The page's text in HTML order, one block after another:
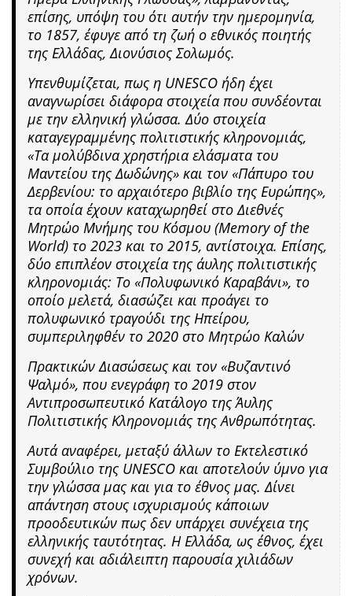
επίσης, υπόψη του ότι αυτήν την ημερομηνία,
το 1857, έφυγε από τη ζωή ο εθνικός ποιητής
της Ελλάδας, Διονύσιος Σολωμός.
Υπενθυμίζεται, πως η UNESCO ήδη έχει
αναγνωρίσει διάφορα στοιχεία που συνδέονται
με την ελληνική γλώσσα. Δύο στοιχεία
καταγεγραμμένης πολιτιστικής κληρονομιάς,
«Τα μολύβδινα χρηστήρια ελάσματα του
Μαντείου της Δωδώνης» και τον «Πάπυρο του
Δερβενίου: το αρχαιότερο βιβλίο της Ευρώπης»,
τα οποία έχουν καταχωρηθεί στο Διεθνές
Μητρώο Μνήμης του Κόσμου (Memory of the
World) το 2023 και το 2015, αντίστοιχα. Επίσης,
δύο επιπλέον στοιχεία της άυλης πολιτιστικής
κληρονομιάς: Το «Πολυφωνικό Καραβάνι», το
οποίο μελετά, διασώζει και προάγει το
πολυφωνικό τραγούδι της Ηπείρου,
συμπεριληφθέν το 2020 στο Μητρώο Καλών
Πρακτικών Διασώσεως και τον «Βυζαντινό
Ψαλμό», που ενεγράφη το 2019 στον
Αντιπροσωπευτικό Κατάλογο της Άυλης
Πολιτιστικής Κληρονομιάς της Ανθρωπότητας.
Αυτά αναφέρει, μεταξύ άλλων το Εκτελεστικό
Συμβούλιο της UNESCO και αποτελούν ύμνο για
την γλώσσα μας και για το έθνος μας. Δίνει
απάντηση στους ισχυρισμούς κάποιων
προοδευτικών πως δεν υπάρχει συνέχεια της
ελληνικής ταυτότητας. Η Ελλάδα, ως έθνος, έχει
συνεχή και αδιάλειπτη παρουσία χιλιάδων
χρόνων.